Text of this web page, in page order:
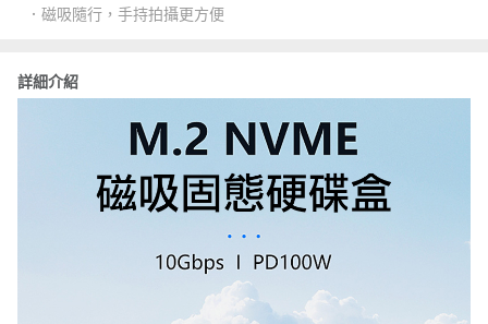
．磁吸隨行，手持拍攝更方便
詳細介紹